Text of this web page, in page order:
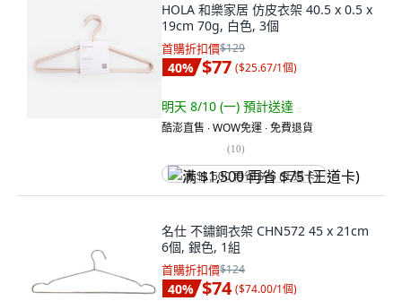
HOLA 和樂家居 仿皮衣架 40.5 x 0.5 x
19cm 70g, 白色, 3個
首購折扣價$129
40% $77 ($25.67/1個)
明天 8/10 (一) 預計送達
酷澎直售 ∙ WOW免運 ∙ 免費退貨
(10)
满 $1,500 再省 $75 (王道卡)
名仕 不鏽鋼衣架 CHN572 45 x 21cm
6個, 銀色, 1組
首購折扣價$124
40% $74 ($74.00/1個)